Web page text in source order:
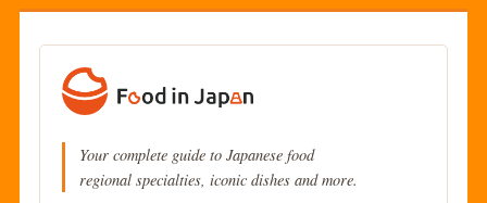
Your complete guide to Japanese food
regional specialties, iconic dishes and more.